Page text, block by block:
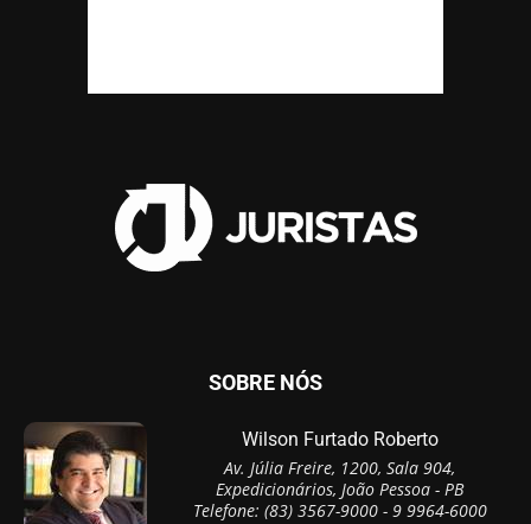
SOBRE NÓS
Wilson Furtado Roberto
Av. Júlia Freire, 1200, Sala 904,
Expedicionários, João Pessoa - PB
Telefone: (83) 3567-9000 - 9 9964-6000